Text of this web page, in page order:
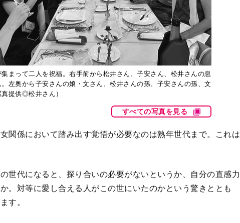
まって二人を祝福。右手前から松井さん、子安さん、松井さんの息
左奥から子安さんの娘・文さん、松井さんの孫、子安さんの孫、文
提供◎松井さん）
すべての写真を見る
関係において踏み出す覚悟が必要なのは熟年世代まで。これは
世代になると、探り合いの必要がないというか、自分の直感力
。対等に愛し合える人がこの世にいたのかという驚きととも
す。